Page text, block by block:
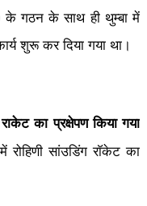
गठन के साथ ही थुम्बा में
शुरू कर दिया गया था।
का प्रक्षेपण किया गया
सांउडिंग राॅकेट का